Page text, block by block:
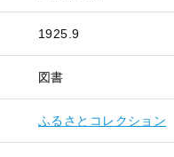
1925.9
図書
ふるさとコレクション